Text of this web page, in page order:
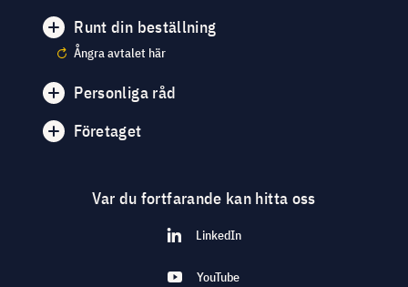
Runt din beställning
Ångra avtalet här
Personliga råd
Företaget
Var du fortfarande kan hitta oss
LinkedIn
YouTube